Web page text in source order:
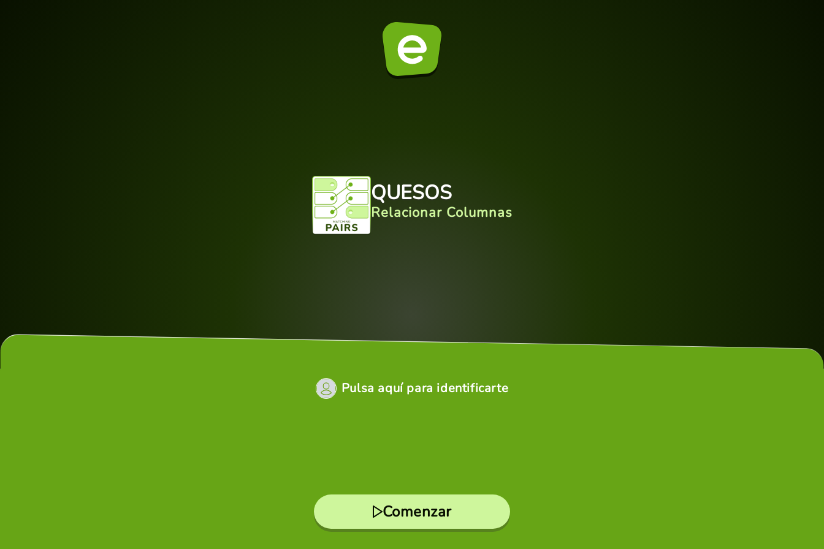
QUESOS
Relacionar Columnas
Pulsa aquí para identificarte
Comenzar